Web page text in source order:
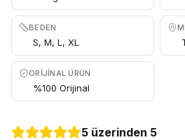
BEDEN
S, M, L, XL
ORIJINAL ÜRÜN
%100 Orijinal
5 üzerinden 5